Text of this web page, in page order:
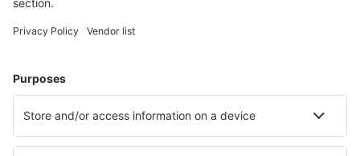
Pamplona (PNA)
Santander (SDR)
Vigo (VGO)